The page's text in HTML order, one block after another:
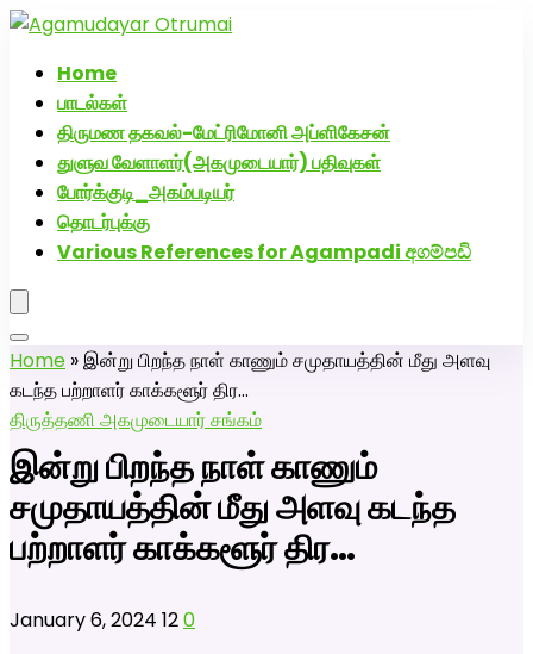
Home
பாடல்கள்
திருமண தகவல்-மேட்ரிமோனி அப்ளிகேசன்
துளுவ வேளாளர்(அகமுடையார்) பதிவுகள்
போர்க்குடி_அகம்படியர்
தொடர்புக்கு
Various References for Agampadi අගම්පඩි
Home »இன்று பிறந்த நாள் காணும் சமுதாயத்தின் மீது அளவு
கடந்த பற்றாளர் காக்களூர் திர…
திருத்தணி அகமுடையார் சங்கம்
இன்று பிறந்த நாள் காணும்
சமுதாயத்தின் மீது அளவு கடந்த
பற்றாளர் காக்களூர் திர…
January 6, 2024 120
அகமுடையார் திருமண வரன்களுக்கு அகமுடையார்மேட்ரி-